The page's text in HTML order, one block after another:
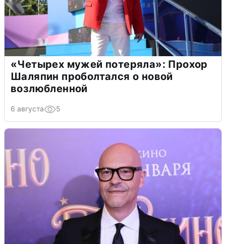
«Четырех мужей потеряла»: Прохор
Шаляпин проболтался о новой
возлюбленной
6 августа 5